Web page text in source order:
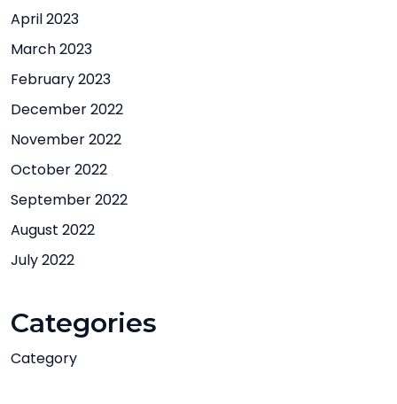
April 2023
March 2023
February 2023
December 2022
November 2022
October 2022
September 2022
August 2022
July 2022
Categories
Category